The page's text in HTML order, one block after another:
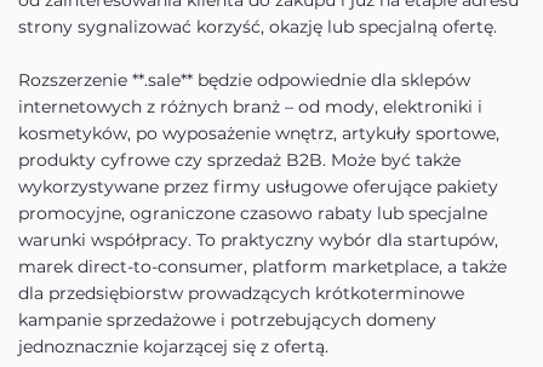
strony sygnalizować korzyść, okazję lub specjalną ofertę.
Rozszerzenie **.sale** będzie odpowiednie dla sklepów
internetowych z różnych branż – od mody, elektroniki i
kosmetyków, po wyposażenie wnętrz, artykuły sportowe,
produkty cyfrowe czy sprzedaż B2B. Może być także
wykorzystywane przez firmy usługowe oferujące pakiety
promocyjne, ograniczone czasowo rabaty lub specjalne
warunki współpracy. To praktyczny wybór dla startupów,
marek direct-to-consumer, platform marketplace, a także
dla przedsiębiorstw prowadzących krótkoterminowe
kampanie sprzedażowe i potrzebujących domeny
jednoznacznie kojarzącej się z ofertą.